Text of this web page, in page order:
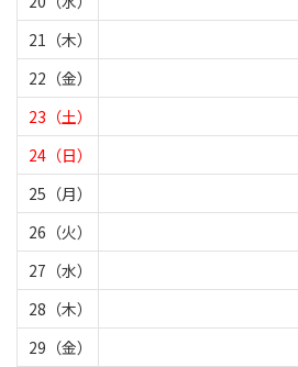
21（木）
22（金）
23（土）
24（日）
25（月）
26（火）
27（水）
28（木）
29（金）